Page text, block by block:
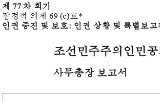
제 77 차 회기
잠정적 의제 69 (c)호*
인권 증진 및 보호: 인권 상황 및 특별보고
조선민주주의인민
사무총장 보고서